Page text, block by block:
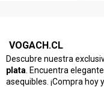
VOGACH.CL
Descubre nuestra
plata . Encuentra
asequibles. ¡Compra hoy